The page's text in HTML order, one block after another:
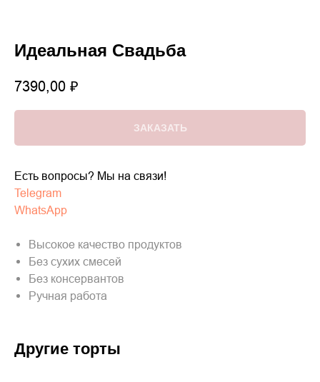
Идеальная Свадьба
7390,00 ₽
ЗАКАЗАТЬ
Есть вопросы? Мы на связи!
Telegram
WhatsApp
Высокое качество продуктов
Без сухих смесей
Без консервантов
Ручная работа
Другие торты